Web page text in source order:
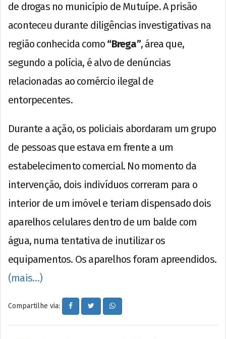
de drogas no município de Mutuípe. A prisão
aconteceu durante diligências investigativas na
região conhecida como “Brega”, área que,
segundo a polícia, é alvo de denúncias
relacionadas ao comércio ilegal de
entorpecentes.
Durante a ação, os policiais abordaram um grupo
de pessoas que estava em frente a um
estabelecimento comercial. No momento da
intervenção, dois indivíduos correram para o
interior de um imóvel e teriam dispensado dois
aparelhos celulares dentro de um balde com
água, numa tentativa de inutilizar os
equipamentos. Os aparelhos foram apreendidos.
(mais…)
Compartilhe via: